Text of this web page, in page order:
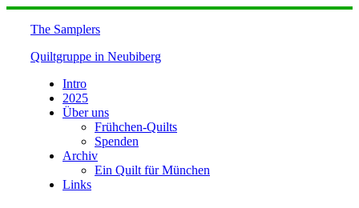
Skip
The Samplers
Quiltgruppe in Neubiberg
Intro
2025
Über uns
Frühchen-Quilts
Spenden
Archiv
Ein Quilt für München
Links